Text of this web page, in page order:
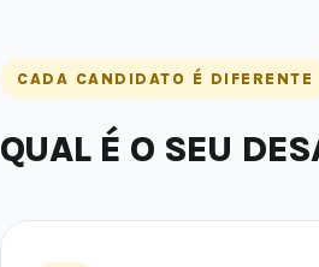
CADA CANDIDATO É DIFERENTE
QUAL É O SEU